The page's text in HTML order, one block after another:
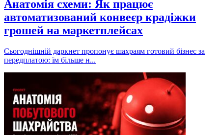
Анатомія схеми: Як працює
автоматизований конвеєр крадіжки
грошей на маркетплейсах
Сьогоднішній даркнет пропонує шахраям готовий бізнес за
передплатою: їм більше н...